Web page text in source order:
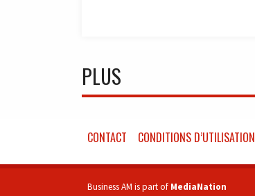
PLUS
CONTACT CONDITIONS D’UTILISATION
Business AM is part of MediaNation